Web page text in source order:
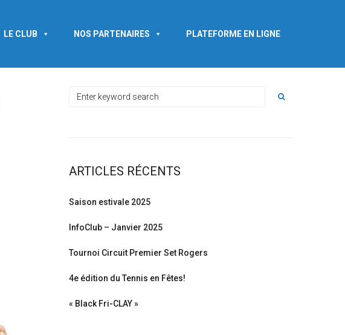
LE CLUB NOS PARTENAIRES PLATEFORME EN LIGNE
ARTICLES RÉCENTS
Saison estivale 2025
InfoClub – Janvier 2025
Tournoi Circuit Premier Set Rogers
4e édition du Tennis en Fêtes!
« Black Fri-CLAY »